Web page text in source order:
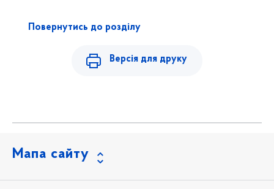
Повернутись до розділу
Версія для друку
Мапа сайту